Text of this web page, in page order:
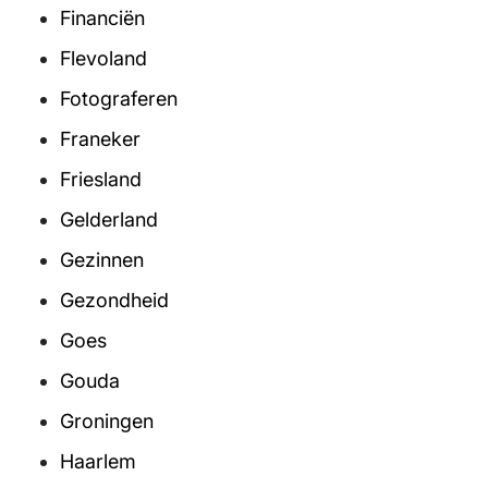
Financiën
Flevoland
Fotograferen
Franeker
Friesland
Gelderland
Gezinnen
Gezondheid
Goes
Gouda
Groningen
Haarlem